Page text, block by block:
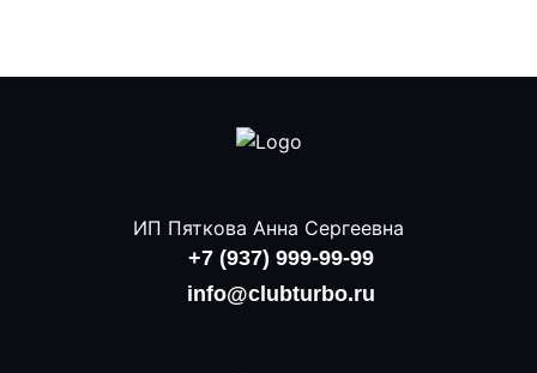
ИП Пяткова Анна Сергеевна
+7 (937) 999-99-99
info@clubturbo.ru